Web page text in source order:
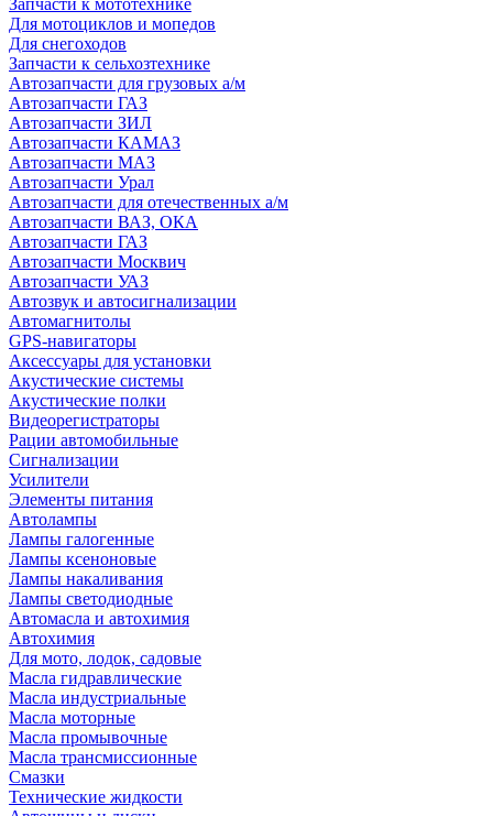
Запчасти к мототехнике
Для мотоциклов и мопедов
Для снегоходов
Запчасти к сельхозтехнике
Автозапчасти для грузовых а/м
Автозапчасти ГАЗ
Автозапчасти ЗИЛ
Автозапчасти КАМАЗ
Автозапчасти МАЗ
Автозапчасти Урал
Автозапчасти для отечественных а/м
Автозапчасти ВАЗ, ОКА
Автозапчасти ГАЗ
Автозапчасти Москвич
Автозапчасти УАЗ
Автозвук и автосигнализации
Автомагнитолы
GPS-навигаторы
Аксессуары для установки
Акустические системы
Акустические полки
Видеорегистраторы
Рации автомобильные
Сигнализации
Усилители
Элементы питания
Автолампы
Лампы галогенные
Лампы ксеноновые
Лампы накаливания
Лампы светодиодные
Автомасла и автохимия
Автохимия
Для мото, лодок, садовые
Масла гидравлические
Масла индустриальные
Масла моторные
Масла промывочные
Масла трансмиссионные
Смазки
Технические жидкости